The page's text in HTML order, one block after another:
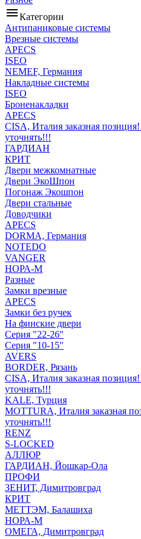
menuКатегории
Антипаниковые системы
Врезные системы
APECS
ISEO
NEMEF, Германия
Накладные системы
ISEO
Броненакладки
APECS
CISA, Италия заказная
уточнять!!!
ГАРДИАН
КРИТ
Двери межкомнатные
Двери ЭкоШпон
Погонаж Экошпон
Двери стальные
Доводчики
APECS
DORMA, Германия
NOTEDO
VANGER
НОРА-М
Разные
Замки врезные
APECS
Замки без ручек
На финские двери
Серия "22-26"
Серия "10-15"
AVERS
BORDER, Рязань
CISA, Италия заказная
уточнять!!!
KALE, Турция
MOTTURA, Италия заказная
уточнять!!!
RENZ
S-LOCKED
АЛЛЮР
ГАРДИАН, Йошкар-Ола
ПРОФИ
ЗЕНИТ, Димитровград
КРИТ
МЕТТЭМ, Балашиха
НОРА-М
ОМЕГА, Димитровград